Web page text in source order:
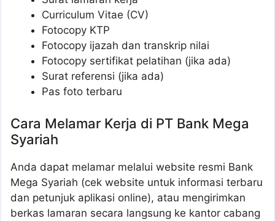
Curriculum Vitae (CV)
Fotocopy KTP
Fotocopy ijazah dan transkrip nilai
Fotocopy sertifikat pelatihan (jika ada)
Surat referensi (jika ada)
Pas foto terbaru
Cara Melamar Kerja di PT Bank Mega
Syariah
Anda dapat melamar melalui website resmi Bank
Mega Syariah (cek website untuk informasi terbaru
dan petunjuk aplikasi online), atau mengirimkan
berkas lamaran secara langsung ke kantor cabang